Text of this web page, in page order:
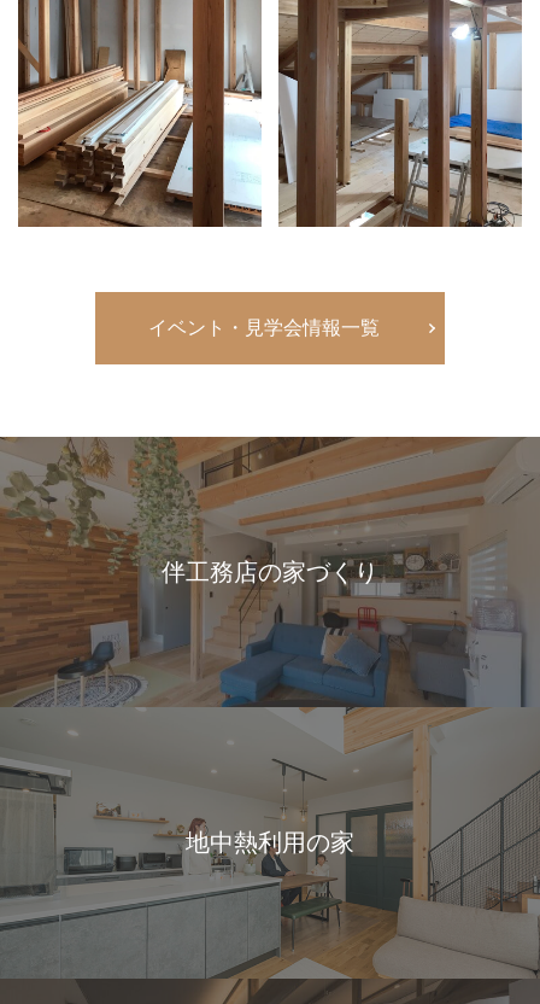
イベント・見学会情報一覧
伴工務店の家づくり
地中熱利用の家